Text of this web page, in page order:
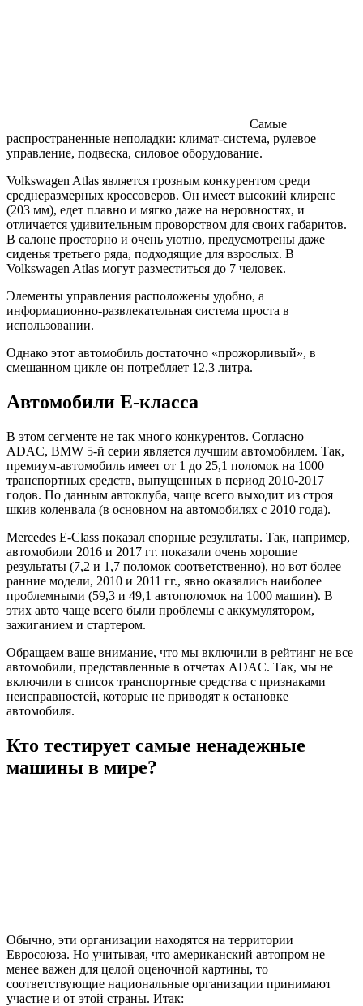
Самые
распространенные неполадки: климат-система, рулевое
управление, подвеска, силовое оборудование.
Volkswagen Atlas является грозным конкурентом среди
среднеразмерных кроссоверов. Он имеет высокий клиренс
(203 мм), едет плавно и мягко даже на неровностях, и
отличается удивительным проворством для своих габаритов.
В салоне просторно и очень уютно, предусмотрены даже
сиденья третьего ряда, подходящие для взрослых. В
Volkswagen Atlas могут разместиться до 7 человек.
Элементы управления расположены удобно, а
информационно-развлекательная система проста в
использовании.
Однако этот автомобиль достаточно «прожорливый», в
смешанном цикле он потребляет 12,3 литра.
Автомобили E-класса
В этом сегменте не так много конкурентов. Согласно
ADAC, BMW 5-й серии является лучшим автомобилем. Так,
премиум-автомобиль имеет от 1 до 25,1 поломок на 1000
транспортных средств, выпущенных в период 2010-2017
годов. По данным автоклуба, чаще всего выходит из строя
шкив коленвала (в основном на автомобилях с 2010 года).
Mercedes E-Class показал спорные результаты. Так, например,
автомобили 2016 и 2017 гг. показали очень хорошие
результаты (7,2 и 1,7 поломок соответственно), но вот более
ранние модели, 2010 и 2011 гг., явно оказались наиболее
проблемными (59,3 и 49,1 автополомок на 1000 машин). В
этих авто чаще всего были проблемы с аккумулятором,
зажиганием и стартером.
Обращаем ваше внимание, что мы включили в рейтинг не все
автомобили, представленные в отчетах ADAC. Так, мы не
включили в список транспортные средства с признаками
неисправностей, которые не приводят к остановке
автомобиля.
Кто тестирует самые ненадежные
машины в мире?
Обычно, эти организации находятся на территории
Евросоюза. Но учитывая, что американский автопром не
менее важен для целой оценочной картины, то
соответствующие национальные организации принимают
участие и от этой страны. Итак: